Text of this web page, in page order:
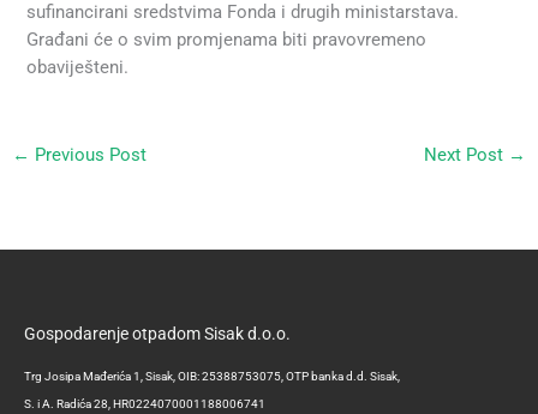
sufinancirani sredstvima Fonda i drugih ministarstava.
Građani će o svim promjenama biti pravovremeno
obaviješteni.
← Previous Post Next Post →
Gospodarenje otpadom Sisak d.o.o.
Trg Josipa Mađerića 1, Sisak, OIB: 25388753075, OTP banka d.d. Sisak,
S. i A. Radića 28, HR0224070001188006741